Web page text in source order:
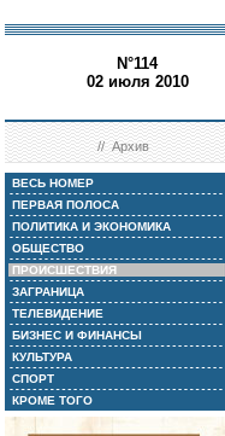
N°114
02 июля 2010
//Архив
ВЕСЬ НОМЕР
ПЕРВАЯ ПОЛОСА
ПОЛИТИКА И ЭКОНОМИКА
ОБЩЕСТВО
ПРОИСШЕСТВИЯ
ЗАГРАНИЦА
ТЕЛЕВИДЕНИЕ
БИЗНЕС И ФИНАНСЫ
КУЛЬТУРА
СПОРТ
КРОМЕ ТОГО